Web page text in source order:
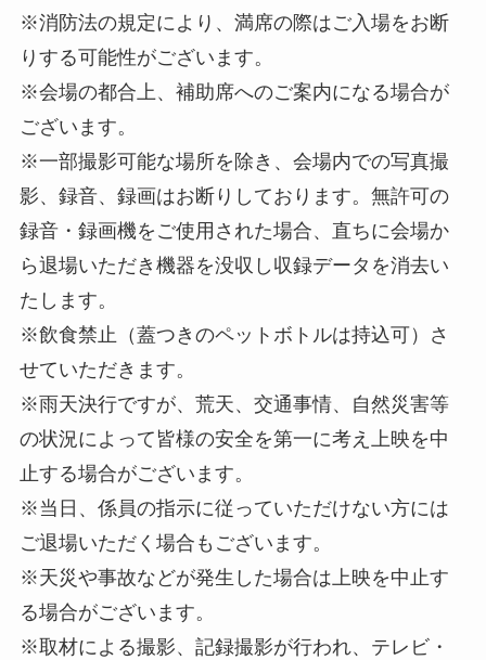
※消防法の規定により、満席の際はご入場をお断
りする可能性がございます。
※会場の都合上、補助席へのご案内になる場合が
ございます。
※一部撮影可能な場所を除き、会場内での写真撮
影、録音、録画はお断りしております。無許可の
録音・録画機をご使用された場合、直ちに会場か
ら退場いただき機器を没収し収録データを消去い
たします。
※飲食禁止（蓋つきのペットボトルは持込可）さ
せていただきます。
※雨天決行ですが、荒天、交通事情、自然災害等
の状況によって皆様の安全を第一に考え上映を中
止する場合がございます。
※当日、係員の指示に従っていただけない方には
ご退場いただく場合もございます。
※天災や事故などが発生した場合は上映を中止す
る場合がございます。
※取材による撮影、記録撮影が行われ、テレビ・